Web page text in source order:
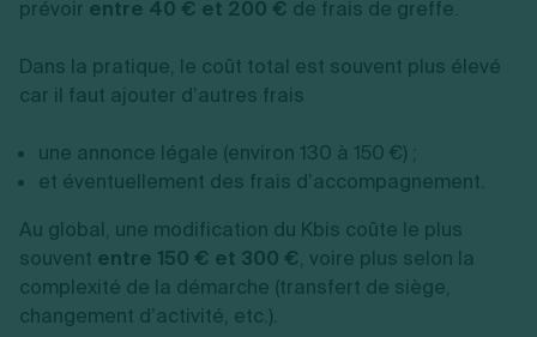
prévoir entre 40 € et 200 € de frais de greffe.
Dans la pratique, le coût total est souvent plus élevé
car il faut ajouter d’autres frais
une annonce légale (environ 130 à 150 €) ;
et éventuellement des frais d’accompagnement.
Au global, une modification du Kbis coûte le plus
souvent entre 150 € et 300 €, voire plus selon la
complexité de la démarche (transfert de siège,
changement d’activité, etc.).